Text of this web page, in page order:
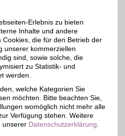
07 39
Erlebnis zu bieten
Inhalte und andere
Cookies, die für den Betrieb der
unserer kommerziellen
sind, sowie solche, die
zu Statistik- und
werden.
welche Kategorien Sie
möchten. Bitte beachten Sie,
womöglich nicht mehr alle
Verfügung stehen. Weitere
unserer Datenschutzerklärung